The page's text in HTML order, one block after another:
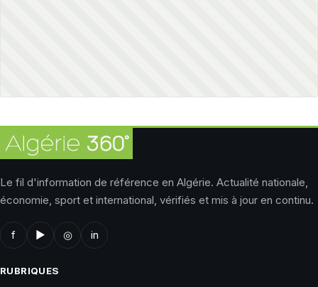
Le fil d'information de référence en Algérie. Actualité nationale,
économie, sport et international, vérifiés et mis à jour en continu.
f ▶ ◎ in
RUBRIQUES